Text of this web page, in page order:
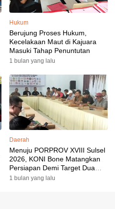
Hukum
Berujung Proses Hukum,
Kecelakaan Maut di Kajuara
Masuki Tahap Penuntutan
1 bulan yang lalu
Daerah
Menuju PORPROV XVIII Sulsel
2026, KONI Bone Matangkan
Persiapan Demi Target Dua
Besar
1 bulan yang lalu